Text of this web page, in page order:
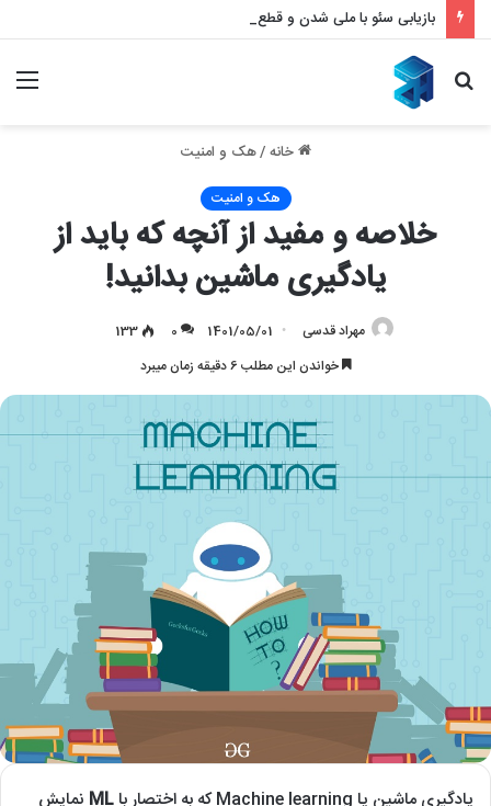
جستجو
خانه/هک و امنیت
هک و امنیت
خلاصه و مفید از آنچه که باید از
یادگیری ماشین بدانید!
مهراد قدسی 1401/05/01
0
133
خواندن این مطلب 6 دقیقه زمان میبرد
یادگیری ماشین یا Machine learning که به اختصار با ML نمایش